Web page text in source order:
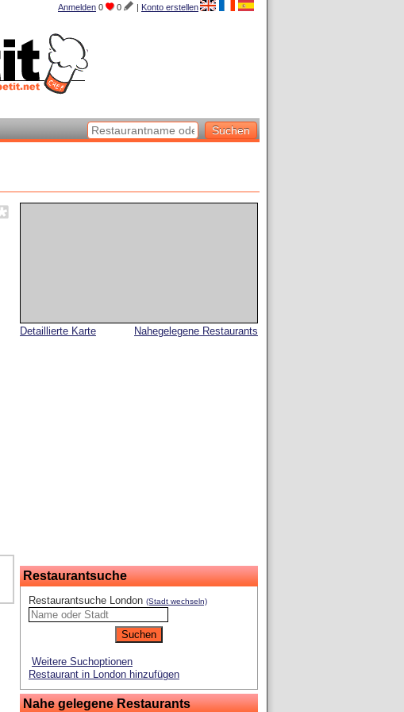
Anmelden 0 0 | Konto erstellen
Nahegelegene Restaurants
Detaillierte Karte
Restaurantsuche
Restaurantsuche London (Stadt wechseln)
Weitere Suchoptionen
Restaurant in London hinzufügen
Nahe gelegene Restaurants